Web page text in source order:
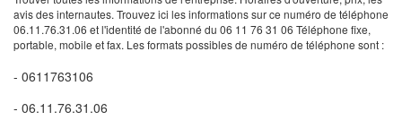
avis des internautes. Trouvez ici les informations sur ce numéro de téléphone
06.11.76.31.06 et l'identité de l'abonné du 06 11 76 31 06 Téléphone fixe,
portable, mobile et fax. Les formats possibles de numéro de téléphone sont :
- 0611763106
- 06.11.76.31.06